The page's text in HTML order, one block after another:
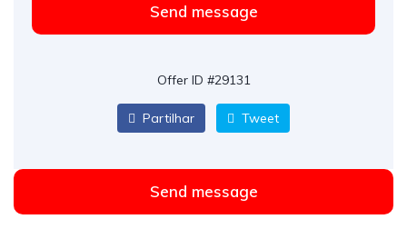
Send message
Offer ID #29131
Partilhar Tweet
Send message